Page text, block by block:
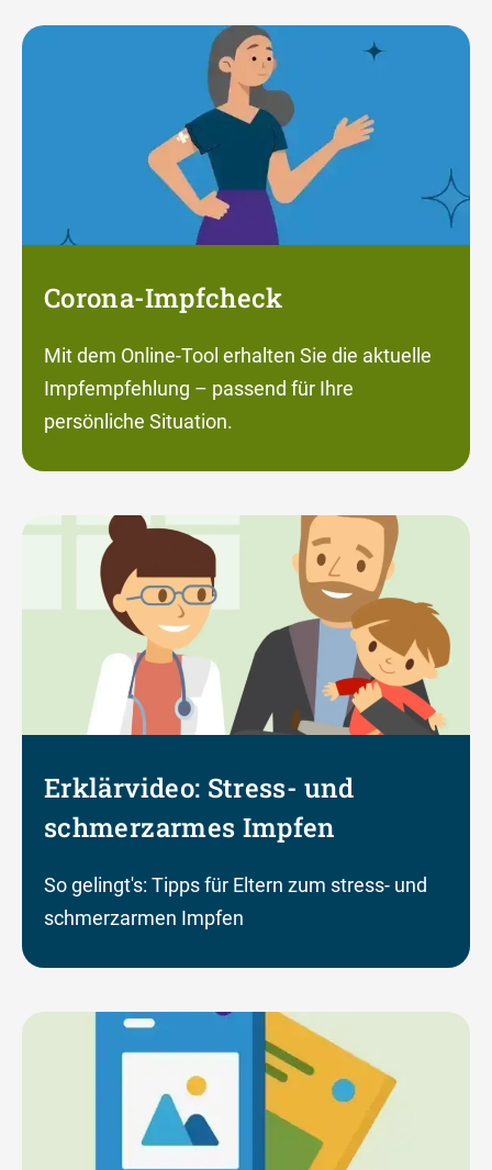
Corona-Impfcheck
Mit dem Online-Tool erhalten Sie die aktuelle
Impfempfehlung – passend für Ihre
persönliche Situation.
Erklärvideo: Stress- und
schmerzarmes Impfen
So gelingt's: Tipps für Eltern zum stress- und
schmerzarmen Impfen